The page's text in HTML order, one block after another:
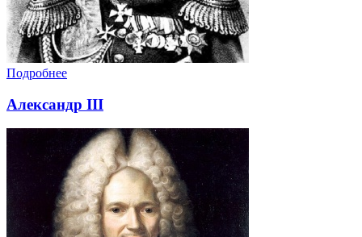
Подробнее
Александр III